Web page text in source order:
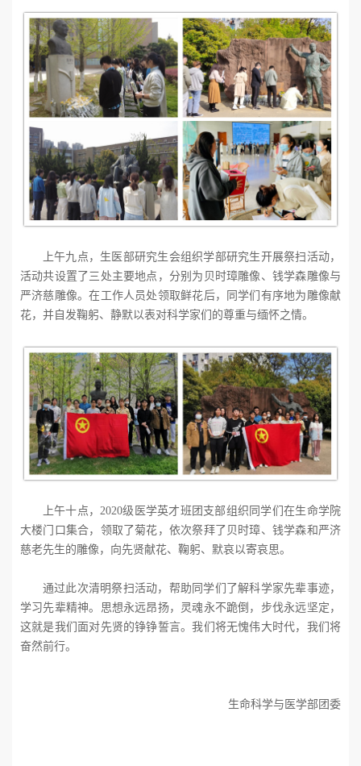
上午九点，生医部研究生会组织学部研究生开展祭扫活动，
活动共设置了三处主要地点，分别为贝时璋雕像、钱学森雕像与
严济慈雕像。在工作人员处领取鲜花后，同学们有序地为雕像献
花，并自发鞠躬、静默以表对科学家们的尊重与缅怀之情。
上午十点，2020级医学英才班团支部组织同学们在生命学院
大楼门口集合，领取了菊花，依次祭拜了贝时璋、钱学森和严济
慈老先生的雕像，向先贤献花、鞠躬、默哀以寄哀思。
通过此次清明祭扫活动，帮助同学们了解科学家先辈事迹，
学习先辈精神。思想永远昂扬，灵魂永不跪倒，步伐永远坚定，
这就是我们面对先贤的铮铮誓言。我们将无愧伟大时代，我们将
奋然前行。
生命科学与医学部团委